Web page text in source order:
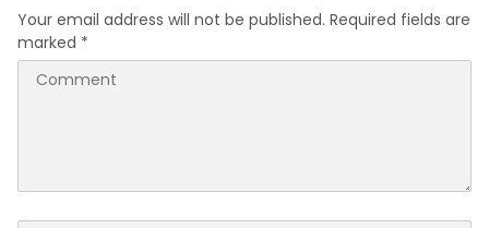
Your email address will not be published. Required fields are
marked *